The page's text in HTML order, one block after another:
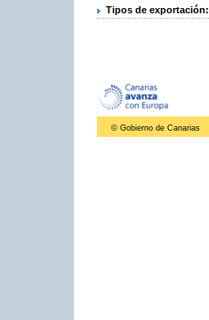
Tipos de exportación:
© Gobierno de Canarias